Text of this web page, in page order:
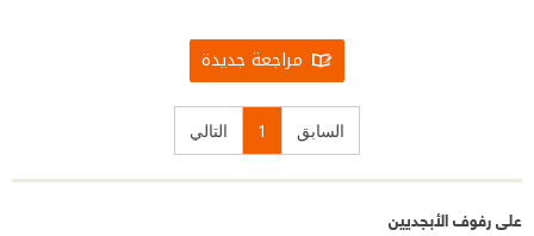
مراجعة جديدة
السابق 1 التالي
على رفوف الأبجديين